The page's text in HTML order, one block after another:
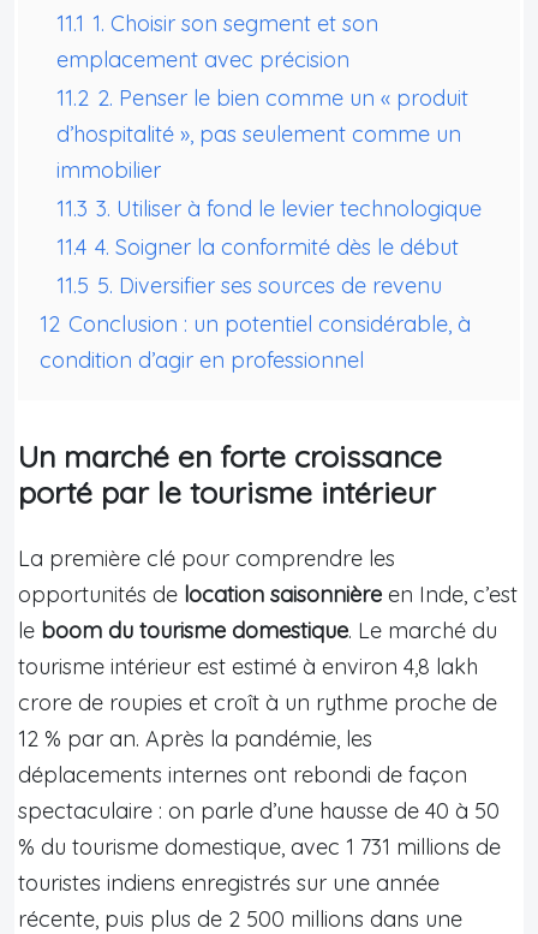
11.1 1. Choisir son segment et son
emplacement avec précision
11.2 2. Penser le bien comme un « produit
d’hospitalité », pas seulement comme un
immobilier
11.3 3. Utiliser à fond le levier technologique
11.4 4. Soigner la conformité dès le début
11.5 5. Diversifier ses sources de revenu
12 Conclusion : un potentiel considérable, à
condition d’agir en professionnel
Un marché en forte croissance
porté par le tourisme intérieur
La première clé pour comprendre les
opportunités de location saisonnière en Inde, c’est
le boom du tourisme domestique. Le marché du
tourisme intérieur est estimé à environ 4,8 lakh
crore de roupies et croît à un rythme proche de
12 % par an. Après la pandémie, les
déplacements internes ont rebondi de façon
spectaculaire : on parle d’une hausse de 40 à 50
% du tourisme domestique, avec 1 731 millions de
touristes indiens enregistrés sur une année
récente, puis plus de 2 500 millions dans une